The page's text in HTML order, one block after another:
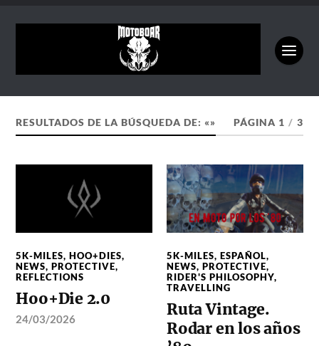
RESULTADOS DE LA BÚSQUEDA DE: «» PÁGINA 1 / 3
5K-MILES,HOO+DIES,
NEWS,PROTECTIVE,
REFLECTIONS
Hoo+Die 2.0
24/03/2026
5K-MILES,ESPAÑOL,
NEWS,PROTECTIVE,
RIDER'S PHILOSOPHY,
TRAVELLING
Ruta Vintage.
Rodar en los años